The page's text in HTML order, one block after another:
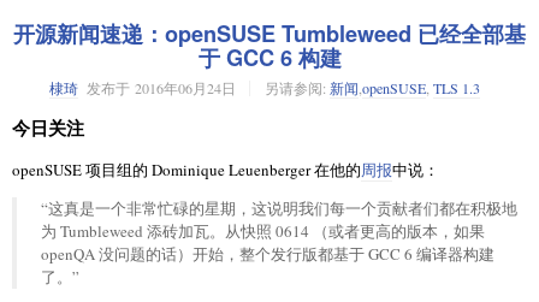
开源新闻速递：openSUSE Tumbleweed 已经全部基
于 GCC 6 构建
棣琦 发布于 2016年06月24日 另请参阅: 新闻 openSUSE TLS 1.3
今日关注
openSUSE 项目组的 Dominique Leuenberger 在他的周报中说：
“这真是一个非常忙碌的星期，这说明我们每一个贡献者们都在积极地
为 Tumbleweed 添砖加瓦。从快照 0614 （或者更高的版本，如果
openQA 没问题的话）开始，整个发行版都基于 GCC 6 编译器构建
了。”